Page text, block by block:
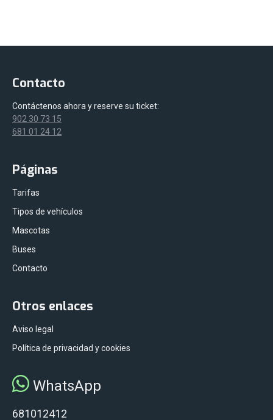
Contacto
Contáctenos ahora y reserve su ticket:
902 30 73 15
681 01 24 12
Páginas
Tarifas
Tipos de vehículos
Mascotas
Buses
Contacto
Otros enlaces
Aviso legal
Política de privacidad y cookies
WhatsApp
681012412